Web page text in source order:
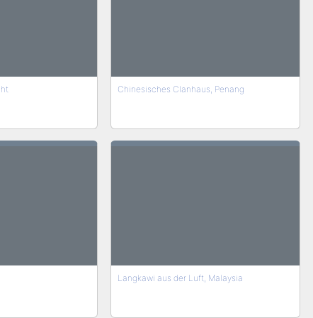
Chinesisches Clanhaus, Penang
Langkawi aus der Luft, Malaysia